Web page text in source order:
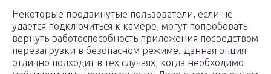
Некоторые продвинутые пользователи, если не
удается подключиться к камере, могут попробовать
вернуть работоспособность приложения посредством
перезагрузки в безопасном режиме. Данная опция
отлично подходит в тех случаях, когда необходимо